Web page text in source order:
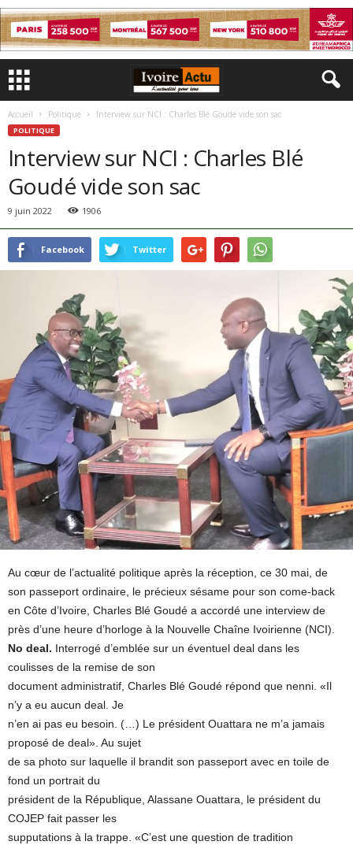
Accueil Politique Interview sur NCI : Charles Blé Goudé vide son sac
POLITIQUE
Interview sur NCI : Charles Blé
Goudé vide son sac
9 juin 2022 1906
Facebook Twitter
Au cœur de l’actualité politique après la réception, ce 30 mai, de
son passeport ordinaire, le précieux sésame pour son come-back
en Côte d’Ivoire, Charles Blé Goudé a accordé une interview de
près d’une heure d’horloge à la Nouvelle Chaîne Ivoirienne (NCI).
No deal. Interrogé d’emblée sur un éventuel deal dans les
coulisses de la remise de son
document administratif, Charles Blé Goudé répond que nenni. «Il
n’y a eu aucun deal. Je
n’en ai pas eu besoin. (…) Le président Ouattara ne m’a jamais
proposé de deal». Au sujet
de sa photo sur laquelle il brandit son passeport avec en toile de
fond un portrait du
président de la République, Alassane Ouattara, le président du
COJEP fait passer les
supputations à la trappe. «C’est une question de tradition